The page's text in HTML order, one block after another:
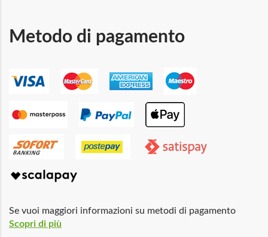
Metodo di pagamento
Se vuoi maggiori informazioni su metodi di pagamento
Scopri di più